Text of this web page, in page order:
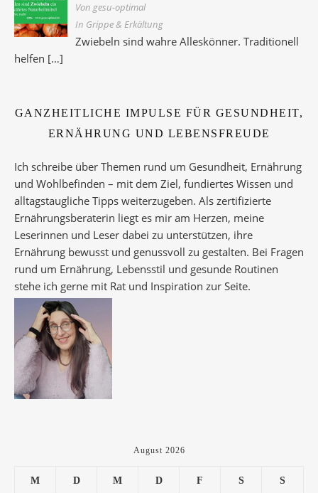
Von gesu-optimal
In Grippe & Erkältung
Zwiebeln sind wahre Alleskönner. Traditionell
helfen […]
GANZHEITLICHE IMPULSE FÜR GESUNDHEIT,
ERNÄHRUNG UND LEBENSFREUDE
Ich schreibe über Themen rund um Gesundheit, Ernährung
und Wohlbefinden – mit dem Ziel, fundiertes Wissen und
alltagstaugliche Tipps weiterzugeben. Als zertifizierte
Ernährungsberaterin liegt es mir am Herzen, meine
Leserinnen und Leser dabei zu unterstützen, ihre
Ernährung bewusst und genussvoll zu gestalten. Bei Fragen
rund um Ernährung, Lebensstil und gesunde Routinen
stehe ich gerne mit Rat und Inspiration zur Seite.
August 2026
M D M D F S S